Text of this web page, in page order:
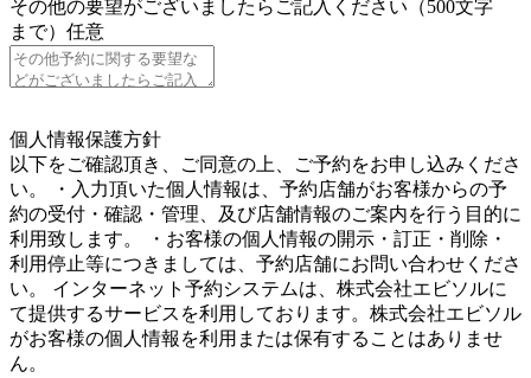
その他の要望がございましたらご記入ください（500文字
まで） 任意
個人情報保護方針
以下をご確認頂き、ご同意の上、ご予約をお申し込みくださ
い。 ・入力頂いた個人情報は、予約店舗がお客様からの予
約の受付・確認・管理、及び店舗情報のご案内を行う目的に
利用致します。 ・お客様の個人情報の開示・訂正・削除・
利用停止等につきましては、予約店舗にお問い合わせくださ
い。 インターネット予約システムは、株式会社エビソルに
て提供するサービスを利用しております。株式会社エビソル
がお客様の個人情報を利用または保有することはありませ
ん。